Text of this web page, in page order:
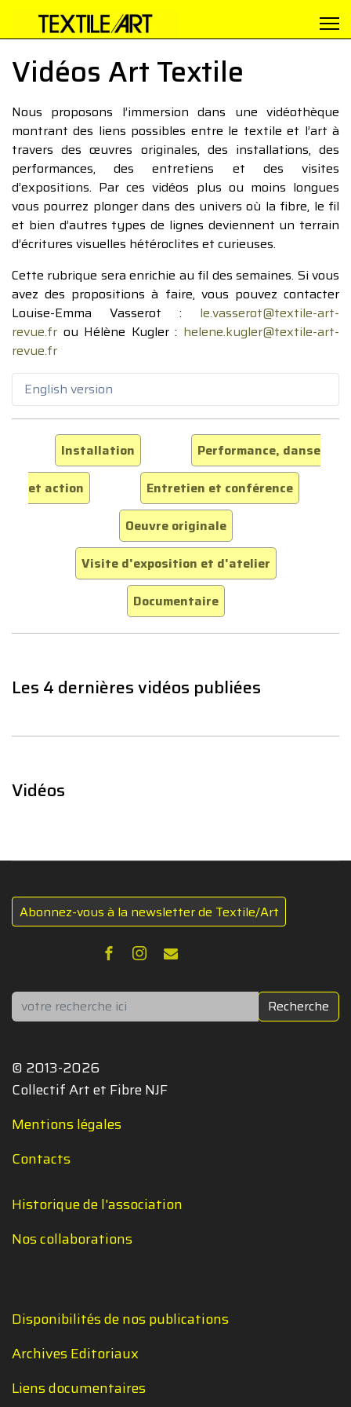
Vidéos Art Textile
Nous proposons l’immersion dans une vidéothèque
montrant des liens possibles entre le textile et l’art à
travers des œuvres originales, des installations, des
performances, des entretiens et des visites
d’expositions. Par ces vidéos plus ou moins longues
vous pourrez plonger dans des univers où la fibre, le fil
et bien d’autres types de lignes deviennent un terrain
d’écritures visuelles hétéroclites et curieuses.
Cette rubrique sera enrichie au fil des semaines. Si vous
avez des propositions à faire, vous pouvez contacter
Louise-Emma Vasserot : le.vasserot@textile-art-
revue.fr ou Hélène Kugler : helene.kugler@textile-art-
revue.fr
English version
Installation
Performance, danse
et action
Entretien et conférence
Oeuvre originale
Visite d'exposition et d'atelier
Documentaire
Les 4 dernières vidéos publiées
Vidéos
Abonnez-vous à la newsletter de Textile/Art
Rechercher Recherche
© 2013-2026
Collectif Art et Fibre NJF
Mentions légales
Contacts
Historique de l'association
Nos collaborations
Disponibilités de nos publications
Archives Editoriaux
Liens documentaires